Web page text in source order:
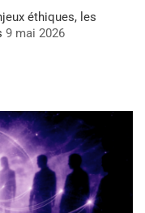
éthiques, les
9 mai 2026